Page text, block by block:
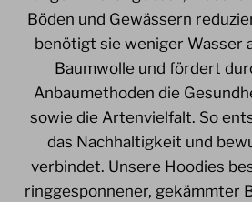
Böden und Gewässern
benötigt sie weniger Wasser
Baumwolle und fördert
Anbaumethoden die
sowie die Artenvielfalt. So
das Nachhaltigkeit und
verbindet. Unsere Hoodies
ringgesponnener, gekämmter